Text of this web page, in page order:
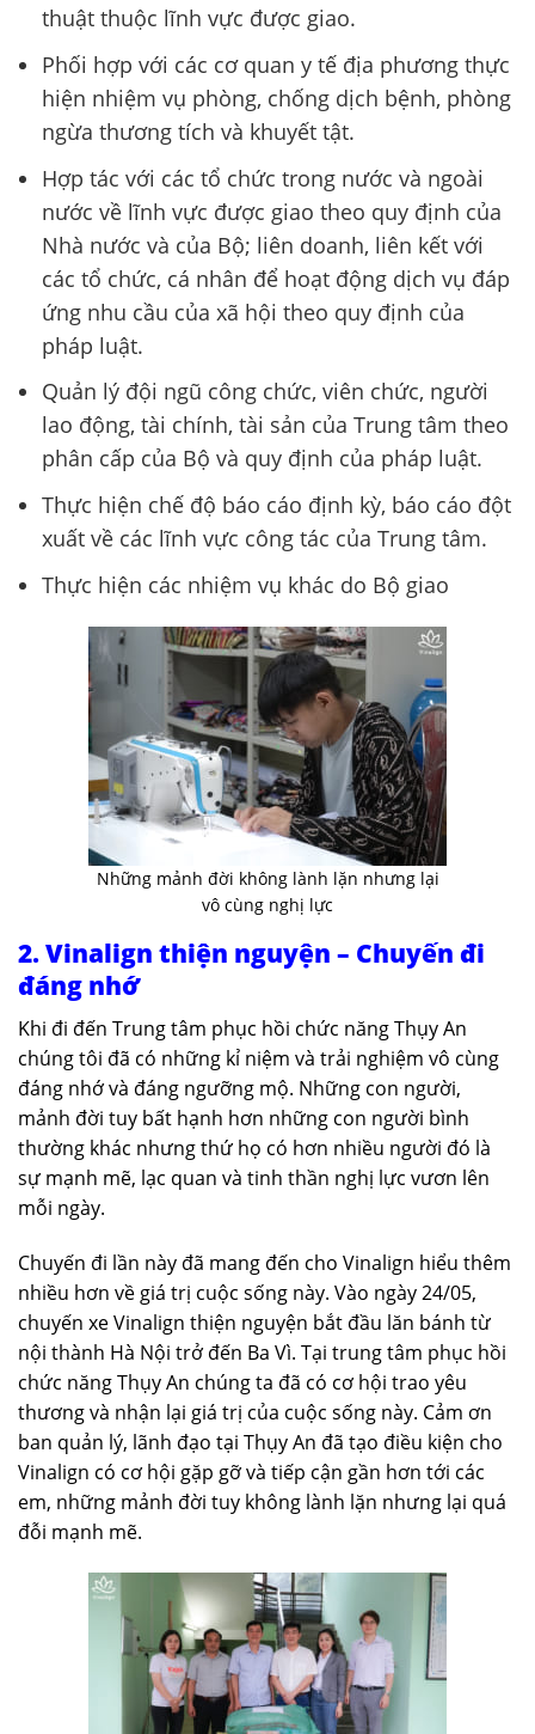
thuật thuộc lĩnh vực được giao.
Phối hợp với các cơ quan y tế địa phương thực
hiện nhiệm vụ phòng, chống dịch bệnh, phòng
ngừa thương tích và khuyết tật.
Hợp tác với các tổ chức trong nước và ngoài
nước về lĩnh vực được giao theo quy định của
Nhà nước và của Bộ; liên doanh, liên kết với
các tổ chức, cá nhân để hoạt động dịch vụ đáp
ứng nhu cầu của xã hội theo quy định của
pháp luật.
Quản lý đội ngũ công chức, viên chức, người
lao động, tài chính, tài sản của Trung tâm theo
phân cấp của Bộ và quy định của pháp luật.
Thực hiện chế độ báo cáo định kỳ, báo cáo đột
xuất về các lĩnh vực công tác của Trung tâm.
Thực hiện các nhiệm vụ khác do Bộ giao
Những mảnh đời không lành lặn nhưng lại
vô cùng nghị lực
2. Vinalign thiện nguyện – Chuyến đi
đáng nhớ
Khi đi đến Trung tâm phục hồi chức năng Thụy An
chúng tôi đã có những kỉ niệm và trải nghiệm vô cùng
đáng nhớ và đáng ngưỡng mộ. Những con người,
mảnh đời tuy bất hạnh hơn những con người bình
thường khác nhưng thứ họ có hơn nhiều người đó là
sự mạnh mẽ, lạc quan và tinh thần nghị lực vươn lên
mỗi ngày.
Chuyến đi lần này đã mang đến cho Vinalign hiểu thêm
nhiều hơn về giá trị cuộc sống này. Vào ngày 24/05,
chuyến xe Vinalign thiện nguyện bắt đầu lăn bánh từ
nội thành Hà Nội trở đến Ba Vì. Tại trung tâm phục hồi
chức năng Thụy An chúng ta đã có cơ hội trao yêu
thương và nhận lại giá trị của cuộc sống này. Cảm ơn
ban quản lý, lãnh đạo tại Thụy An đã tạo điều kiện cho
Vinalign có cơ hội gặp gỡ và tiếp cận gần hơn tới các
em, những mảnh đời tuy không lành lặn nhưng lại quá
đỗi mạnh mẽ.